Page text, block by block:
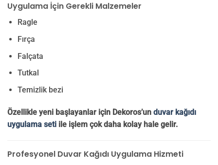
Uygulama İçin Gerekli Malzemeler
Ragle
Fırça
Falçata
Tutkal
Temizlik bezi
Özellikle yeni başlayanlar için Dekoros’un duvar kağıdı
uygulama seti ile işlem çok daha kolay hale gelir.
Profesyonel Duvar Kağıdı Uygulama Hizmeti